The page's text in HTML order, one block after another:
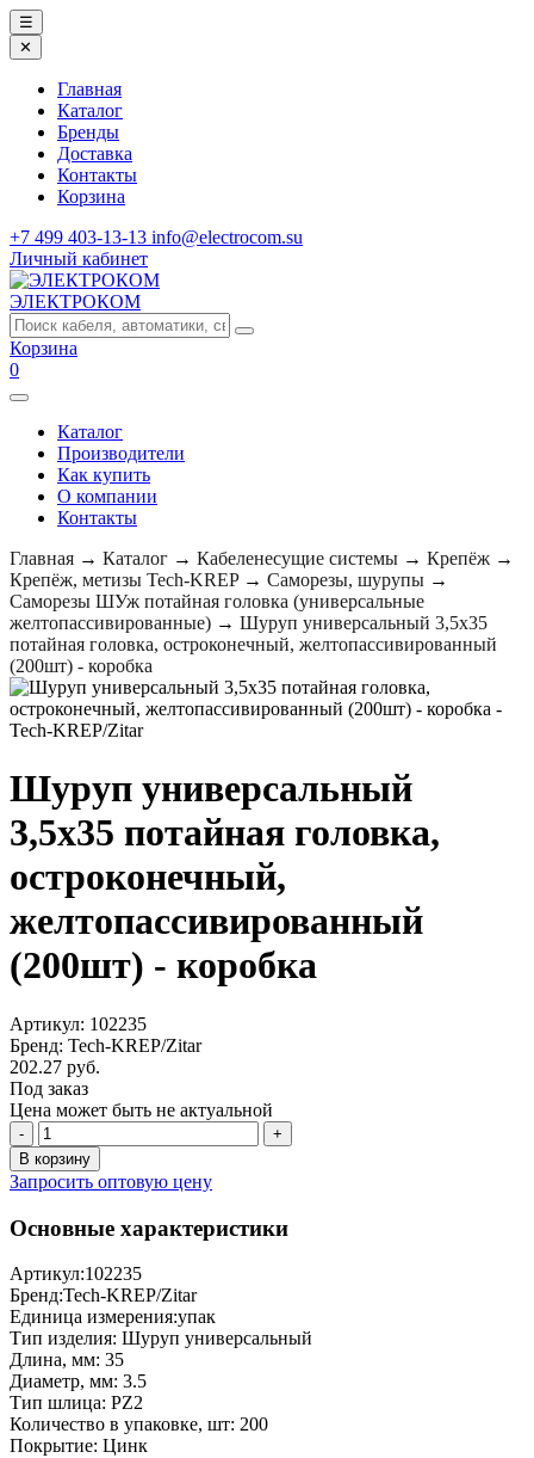
☰
✕
Главная
Каталог
Бренды
Доставка
Контакты
Корзина
+7 499 403-13-13 info@electrocom.su
Личный кабинет
ЭЛЕКТРОКОМ
Корзина
0
Каталог
Производители
Как купить
О компании
Контакты
Главная → Каталог → Кабеленесущие системы → Крепёж →
Крепёж, метизы Tech-KREP→ Саморезы, шурупы →
Саморезы ШУж потайная головка (универсальные
желтопассивированные) → Шуруп универсальный 3,5х35
потайная головка, остроконечный, желтопассивированный
(200шт) - коробка
Шуруп универсальный
3,5х35 потайная головка,
остроконечный,
желтопассивированный
(200шт) - коробка
Артикул: 102235
Бренд: Tech-KREP/Zitar
202.27 руб.
Под заказ
Цена может быть не актуальной
-
+
В корзину
Запросить оптовую цену
Основные характеристики
Артикул:102235
Бренд:Tech-KREP/Zitar
Единица измерения:упак
Тип изделия: Шуруп универсальный
Длина, мм: 35
Диаметр, мм: 3.5
Тип шлица: PZ2
Количество в упаковке, шт: 200
Покрытие: Цинк